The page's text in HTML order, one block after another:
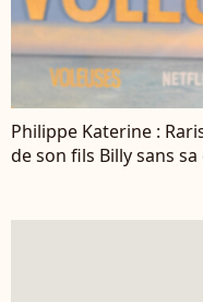
Philippe Katerine :
de son fils Billy sans